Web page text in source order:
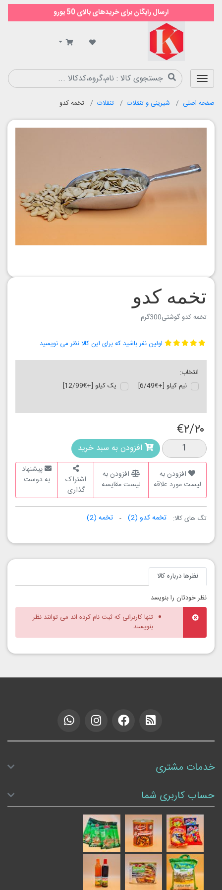
ارسال رایگان برای خریدهای بالای 50 یورو
صفحه اصلی شیرینی و تنقلات تنقلات تخمه کدو
تخمه کدو
تخمه کدو گوشتی300گرم
اولین نفر باشید که برای این کالا نظر می نویسید
انتخاب:
نیم کیلو [+€6/49]
یک کیلو [+€12/99]
€۲/۲۰
افزودن به سبد خرید
افزودن به
لیست مورد علاقه
افزودن به
لیست مقایسه
اشتراک
گذاری
پیشنهاد
به دوست
تگ های کالا: تخمه کدو (2) تخمه (2)
نظرها درباره کالا
نظر خودتان را بنویسد
تنها کاربرانی که ثبت نام کرده اند می توانند نظر
بنویسند
خدمات مشتری
حساب کاربری شما